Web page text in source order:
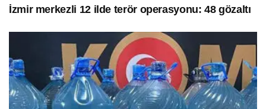
İzmir merkezli 12 ilde terör operasyonu: 48 gözaltı